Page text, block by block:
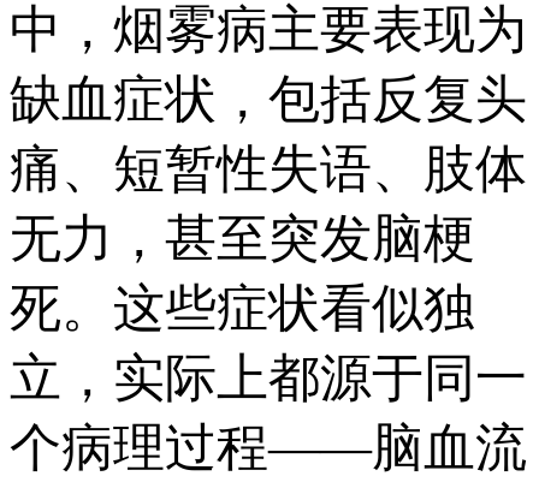
中，烟雾病主要表现为
缺血症状，包括反复头
痛、短暂性失语、肢体
无力，甚至突发脑梗
死。这些症状看似独
立，实际上都源于同一
个病理过程——脑血流